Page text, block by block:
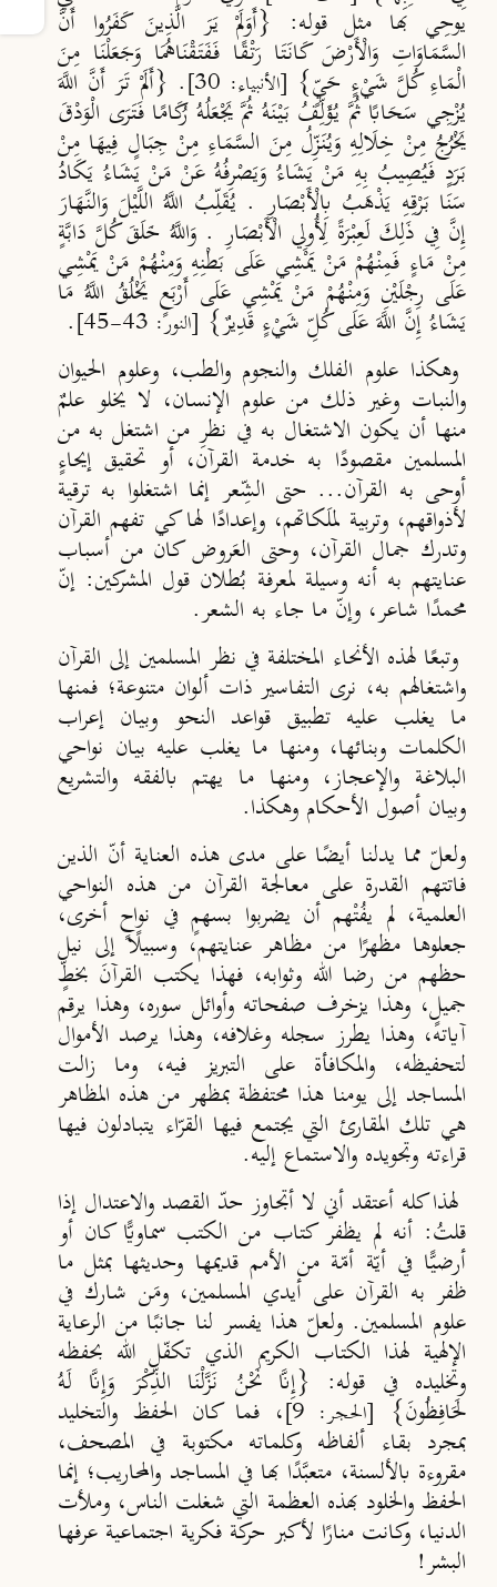
يوحِي بها مثل قوله: {أَوَلَمْ يَرَ الَّذِينَ كَفَرُوا أَنَّ
السَّمَاوَاتِ وَالْأَرْضَ كَانَتَا رَتْقًا فَفَتَقْنَاهُمَا وَجَعَلْنَا مِنَ
الْمَاءِ كُلَّ شَيْءٍ حَيٍّ} [الأنبياء: 30] . {أَلَمْ تَرَ أَنَّ اللَّهَ
يُزْجِي سَحَابًا ثُمَّ يُؤَلِّفُ بَيْنَهُ ثُمَّ يَجْعَلُهُ رُكَامًا فَتَرَى الْوَدْقَ
يَخْرُجُ مِنْ خِلَالِهِ وَيُنَزِّلُ مِنَ السَّمَاءِ مِنْ جِبَالٍ فِيهَا مِنْ
بَرَدٍ فَيُصِيبُ بِهِ مَنْ يَشَاءُ وَيَصْرِفُهُ عَنْ مَنْ يَشَاءُ يَكَادُ
سَنَا بَرْقِهِ يَذْهَبُ بِالْأَبْصَارِ . يُقَلِّبُ اللَّهُ اللَّيْلَ وَالنَّهَارَ
إِنَّ فِي ذَلِكَ لَعِبْرَةً لِأُولِي الْأَبْصَارِ . وَاللَّهُ خَلَقَ كُلَّ دَابَّةٍ
مِنْ مَاءٍ فَمِنْهُمْ مَنْ يَمْشِي عَلَى بَطْنِهِ وَمِنْهُمْ مَنْ يَمْشِي
عَلَى رِجْلَيْنِ وَمِنْهُمْ مَنْ يَمْشِي عَلَى أَرْبَعٍ يَخْلُقُ اللَّهُ مَا
يَشَاءُ إِنَّ اللَّهَ عَلَى كُلِّ شَيْءٍ قَدِيرٌ} [النور: 43-45]
.
وهكذا علوم الفلك والنجوم والطب، وعلوم الحيوان
والنبات وغير ذلك من علوم الإنسان، لا يخلو علمٌ
منها أن يكون الاشتغال به في نظرِ من اشتغل به من
المسلمين مقصودًا به خدمة القرآن، أو تحقيق إيحاءٍ
أوحى به القرآن... حتى الشِّعر إنما اشتغلوا به ترقية
لأذواقهم، وتربية لملَكاتهم، وإعدادًا لها كي تفهم القرآن
وتدرك جمال القرآن، وحتى العَروض كان من أسباب
عنايتهم به أنه وسيلة لمعرفة بُطلان قول المشركين: إنّ
محمدًا شاعر، وإنّ ما جاء به الشعر.
وتبعًا لهذه الأنحاء المختلفة في نظر المسلمين إلى القرآن
واشتغالهم به، نرى التفاسير ذات ألوان متنوعة؛ فمنها
ما يغلب عليه تطبيق قواعد النحو وبيان إعراب
الكلمات وبنائها، ومنها ما يغلب عليه بيان نواحي
البلاغة والإعجاز، ومنها ما يهتم بالفقه والتشريع
وبيان أصول الأحكام وهكذا.
ولعلّ مما يدلنا أيضًا على مدى هذه العناية أنّ الذين
فاتتهم القدرة على معالجة القرآن من هذه النواحي
العلمية، لم يفُتْهم أن يضربوا بسهمٍ في نواحٍ أخرى،
جعلوها مظهرًا من مظاهر عنايتهم، وسبيلًا إلى نيل
حظهم من رضا الله وثوابه، فهذا يكتب القرآنَ بخطٍّ
جميلٍ، وهذا يزخرف صفحاته وأوائل سوره، وهذا يرقم
آياته، وهذا يطرز سجله وغلافه، وهذا يرصد الأموال
لتحفيظه، والمكافأة على التبريز فيه، وما زالت
المساجد إلى يومنا هذا محتفظة بمظهر من هذه المظاهر
هي تلك المقارئ التي يجتمع فيها القرّاء يتبادلون فيها
قراءته وتجويده والاستماع إليه.
لهذا كله أعتقد أني لا أتجاوز حدّ القصد والاعتدال إذا
قلتُ: أنه لم يظفر كتاب من الكتب سماويًّا كان أو
أرضيًّا في أيّة أمّة من الأمم قديمها وحديثها بمثل ما
ظفر به القرآن على أيدي المسلمين، ومَن شارك في
علوم المسلمين. ولعلّ هذا يفسر لنا جانبًا من الرعاية
الإلهية لهذا الكتاب الكريم الذي تكفّل الله بحفظه
وتخليده في قوله: {إِنَّا نَحْنُ نَزَّلْنَا الذِّكْرَ وَإِنَّا لَهُ
لَحَافِظُونَ} [الحجر: 9] ، فما كان الحفظ والتخليد
بمجرد بقاء ألفاظه وكلماته مكتوبة في المصحف،
مقروءة بالألسنة، متعبَّدًا بها في المساجد والمحاريب؛ إنما
الحفظ والخلود بهذه العظمة التي شغلت الناس، وملأت
الدنيا، وكانت منارًا لأكبر حركة فكرية اجتماعية عرفها
البشر!